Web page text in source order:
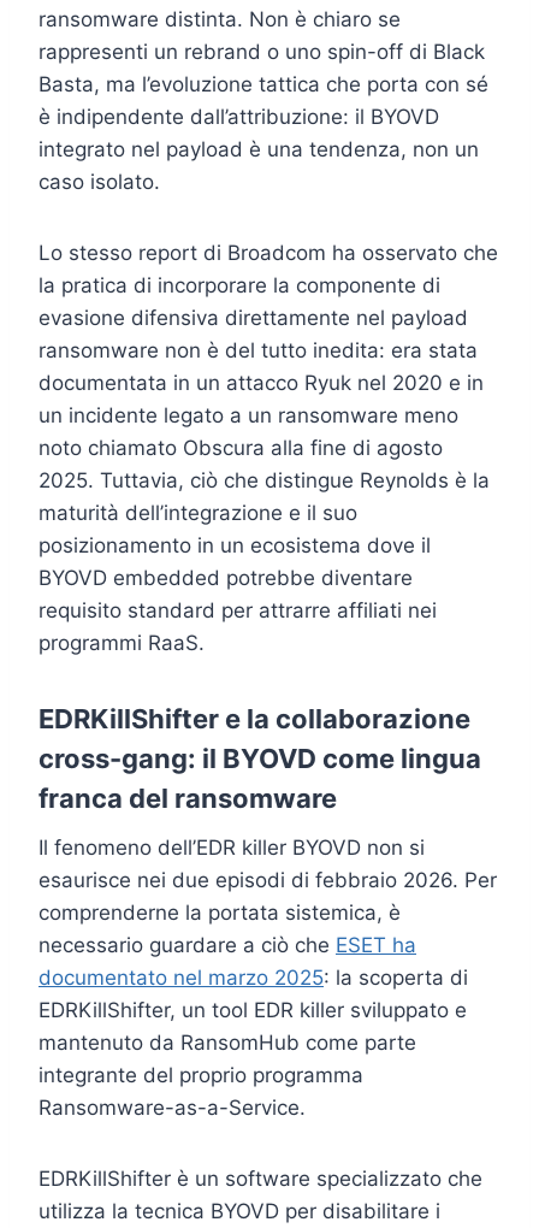
ransomware distinta. Non è chiaro se
rappresenti un rebrand o uno spin-off di Black
Basta, ma l’evoluzione tattica che porta con sé
è indipendente dall’attribuzione: il BYOVD
integrato nel payload è una tendenza, non un
caso isolato.
Lo stesso report di Broadcom ha osservato che
la pratica di incorporare la componente di
evasione difensiva direttamente nel payload
ransomware non è del tutto inedita: era stata
documentata in un attacco Ryuk nel 2020 e in
un incidente legato a un ransomware meno
noto chiamato Obscura alla fine di agosto
2025. Tuttavia, ciò che distingue Reynolds è la
maturità dell’integrazione e il suo
posizionamento in un ecosistema dove il
BYOVD embedded potrebbe diventare
requisito standard per attrarre affiliati nei
programmi RaaS.
EDRKillShifter e la collaborazione
cross-gang: il BYOVD come lingua
franca del ransomware
Il fenomeno dell’EDR killer BYOVD non si
esaurisce nei due episodi di febbraio 2026. Per
comprenderne la portata sistemica, è
necessario guardare a ciò che ESET ha
documentato nel marzo 2025: la scoperta di
EDRKillShifter, un tool EDR killer sviluppato e
mantenuto da RansomHub come parte
integrante del proprio programma
Ransomware-as-a-Service.
EDRKillShifter è un software specializzato che
utilizza la tecnica BYOVD per disabilitare i